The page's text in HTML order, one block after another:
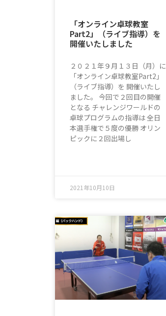
「オンライン卓球教室
Part2」（ライブ指導）を
開催いたしました
２０２１年９月１３日（月）に
「オンライン卓球教室Part2」
（ライブ指導）を 開催いたし
ました。 今回で２回目の開催
となる チャレンジワールドの
卓球プログラムの指導は 全日
本選手権で５度の優勝 オリン
ピックに２回出場し
2021年10月10日